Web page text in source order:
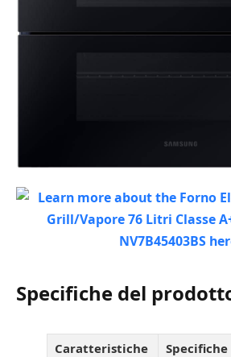
Specifiche del
Caratteristiche
Specifiche